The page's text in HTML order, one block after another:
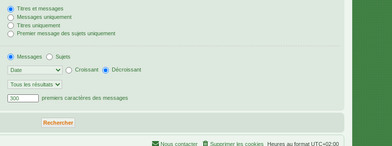
Titres et messages
Messages uniquement
Titres uniquement
Premier message des sujets uniquement
Messages Sujets
Croissant Décroissant
premiers caractères des messages
Heures au format UTC+02:00
Supprimer les cookies
Nous contacter